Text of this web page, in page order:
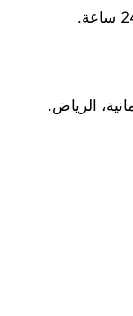
الرياض.